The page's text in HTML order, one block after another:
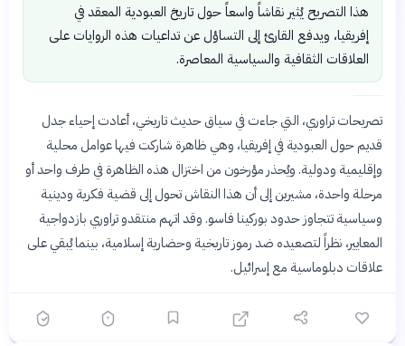
هذا التصريح يُثير نقاشاً واسعاً حول تاريخ العبودية المعقد في
إفريقيا، ويدفع القارئ إلى التساؤل عن تداعيات هذه الروايات على
العلاقات الثقافية والسياسية المعاصرة.
تصريحات تراوري، التي جاءت في سياق حديث تاريخي، أعادت إحياء جدل
قديم حول العبودية في إفريقيا، وهي ظاهرة شاركت فيها عوامل محلية
وإقليمية ودولية. ويُحذر مؤرخون من اختزال هذه الظاهرة في طرف واحد أو
مرحلة واحدة، مشيرين إلى أن هذا النقاش تحول إلى قضية فكرية ودينية
وسياسية تتجاوز حدود بوركينا فاسو. وقد اتهم منتقدو تراوري بازدواجية
المعايير، نظراً لتصعيده ضد رموز تاريخية وحضارية إسلامية، بينما يُبقي على
علاقات دبلوماسية مع إسرائيل.